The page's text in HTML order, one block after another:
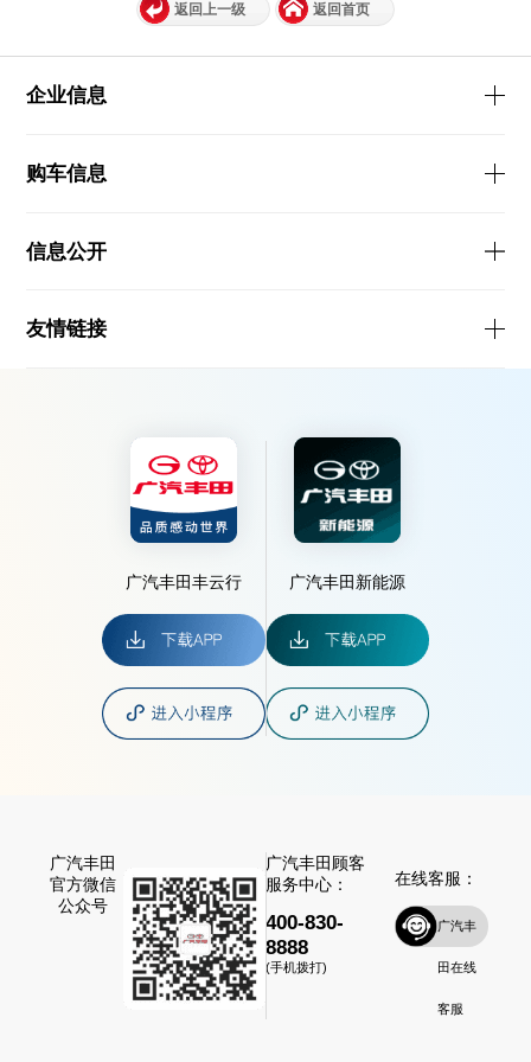
返回上一级 返回首页
企业信息
购车信息
信息公开
友情链接
广汽丰田丰云行 广汽丰田新能源
广汽丰田
官方微信
公众号
广汽丰田顾客
服务中心：
400-830-
8888
(手机拨打)
在线客服：
广汽丰
田在线
客服